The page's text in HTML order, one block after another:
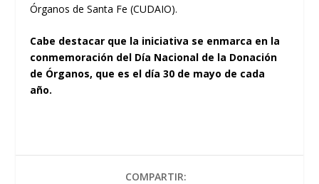
Órganos de Santa Fe (CUDAIO).
Cabe destacar que la iniciativa se enmarca en la
conmemoración del Día Nacional de la Donación
de Órganos, que es el día 30 de mayo de cada
año.
COMPARTIR: